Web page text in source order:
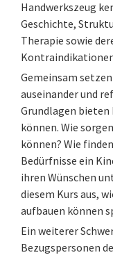
Handwerkszeug
Geschichte,
Therapie sowie
Gemeinsam
auseinander und
Grundlagen
können. Wie
können? Wie
Bedürfnisse ein
ihren Wünschen
diesem Kurs aus,
aufbauen können
Ein weiterer
Bezugspersonen